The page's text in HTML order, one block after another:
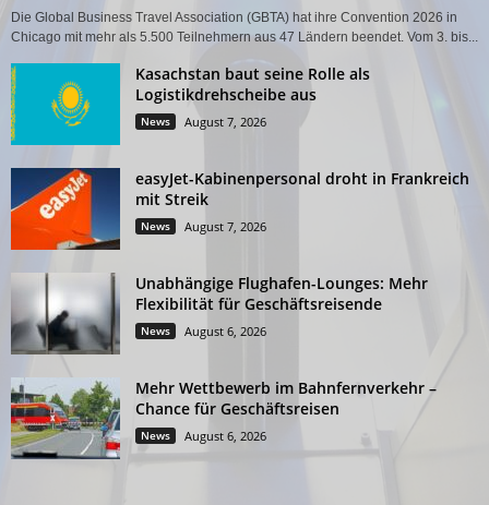
Die Global Business Travel Association (GBTA) hat ihre Convention 2026 in
Chicago mit mehr als 5.500 Teilnehmern aus 47 Ländern beendet. Vom 3. bis...
Kasachstan baut seine Rolle als
Logistikdrehscheibe aus
News August 7, 2026
easyJet-Kabinenpersonal droht in Frankreich
mit Streik
News August 7, 2026
Unabhängige Flughafen-Lounges: Mehr
Flexibilität für Geschäftsreisende
News August 6, 2026
Mehr Wettbewerb im Bahnfernverkehr –
Chance für Geschäftsreisen
News August 6, 2026